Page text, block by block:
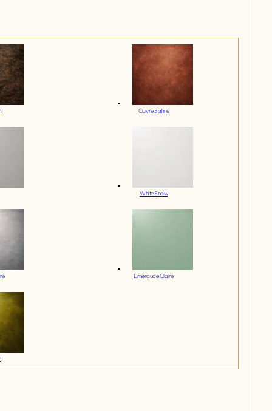
Cuivre Satiné
White Snow
Emeraude Claire